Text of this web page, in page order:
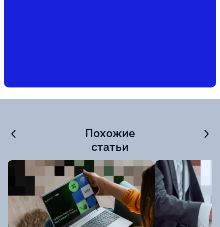
Похожие
статьи